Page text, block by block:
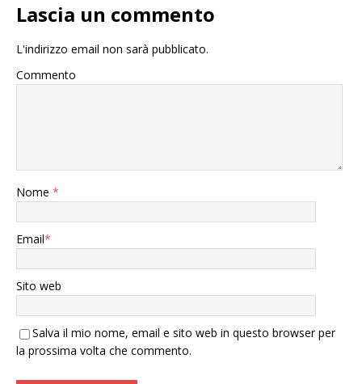
Lascia un commento
L'indirizzo email non sarà pubblicato.
Commento
Nome *
Email*
Sito web
Salva il mio nome, email e sito web in questo browser per
la prossima volta che commento.